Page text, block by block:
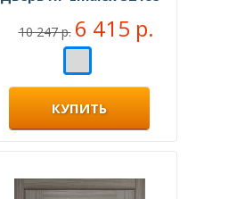
10 247 р. 6 415 р.
КУПИТЬ